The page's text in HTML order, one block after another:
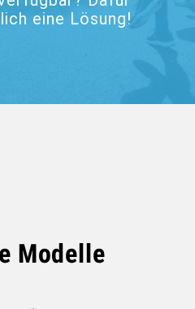
eine Lösung!
Modelle